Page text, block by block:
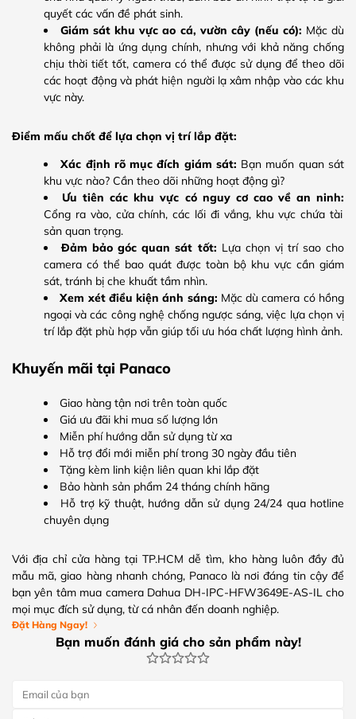
quyết các vấn đề phát sinh.
Giám sát khu vực ao cá, vườn cây (nếu có): Mặc dù
không phải là ứng dụng chính, nhưng với khả năng chống
chịu thời tiết tốt, camera có thể được sử dụng để theo dõi
các hoạt động và phát hiện người lạ xâm nhập vào các khu
vực này.
Điểm mấu chốt để lựa chọn vị trí lắp đặt:
Xác định rõ mục đích giám sát: Bạn muốn quan sát
khu vực nào? Cần theo dõi những hoạt động gì?
Ưu tiên các khu vực có nguy cơ cao về an ninh:
Cổng ra vào, cửa chính, các lối đi vắng, khu vực chứa tài
sản quan trọng.
Đảm bảo góc quan sát tốt: Lựa chọn vị trí sao cho
camera có thể bao quát được toàn bộ khu vực cần giám
sát, tránh bị che khuất tầm nhìn.
Xem xét điều kiện ánh sáng: Mặc dù camera có hồng
ngoại và các công nghệ chống ngược sáng, việc lựa chọn vị
trí lắp đặt phù hợp vẫn giúp tối ưu hóa chất lượng hình ảnh.
Khuyến mãi tại Panaco
Giao hàng tận nơi trên toàn quốc
Giá ưu đãi khi mua số lượng lớn
Miễn phí hướng dẫn sử dụng từ xa
Hỗ trợ đổi mới miễn phí trong 30 ngày đầu tiên
Tặng kèm linh kiện liên quan khi lắp đặt
Bảo hành sản phẩm 24 tháng chính hãng
Hỗ trợ kỹ thuật, hướng dẫn sử dụng 24/24 qua hotline
chuyên dụng
Với địa chỉ cửa hàng tại TP.HCM dễ tìm, kho hàng luôn đầy đủ
mẫu mã, giao hàng nhanh chóng, Panaco là nơi đáng tin cậy để
bạn yên tâm mua camera Dahua DH-IPC-HFW3649E-AS-IL cho
mọi mục đích sử dụng, từ cá nhân đến doanh nghiệp.
Đặt Hàng Ngay!
Bạn muốn đánh giá cho sản phẩm này!